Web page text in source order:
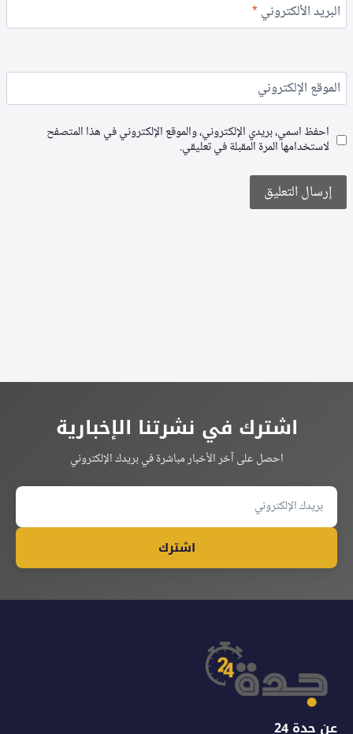
البريد الألكتروني*
الموقع الإلكتروني
احفظ اسمي، بريدي الإلكتروني، والموقع الإلكتروني في هذا المتصفح
لاستخدامها المرة المقبلة في تعليقي.
اشترك في نشرتنا الإخبارية
احصل على آخر الأخبار مباشرة في بريدك الإلكتروني
اشترك
عن جدة 24